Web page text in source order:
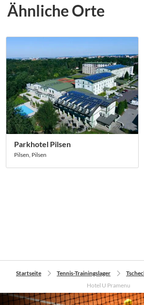
Ähnliche Orte
Parkhotel Pilsen
Pilsen, Pilsen
Startseite Tennis-Trainingslager
Hotel U Pramenu